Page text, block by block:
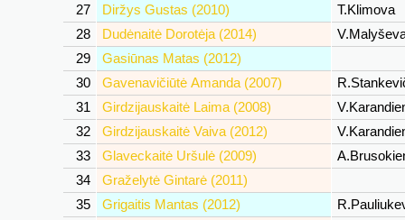
27
Diržys Gustas (2010)
T.Klimova
28
Dudėnaitė Dorotėja (2014)
29
Gasiūnas Matas (2012)
30
Gavenavičiūtė Amanda (2007)
31
Girdzijauskaitė Laima (2008)
32
Girdzijauskaitė Vaiva (2012)
33
Glaveckaitė Uršulė (2009)
34
Graželytė Gintarė (2011)
35
Grigaitis Mantas (2012)